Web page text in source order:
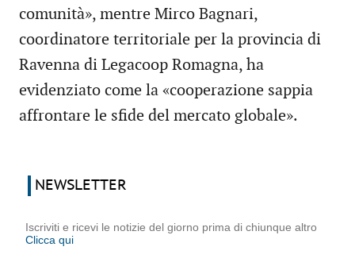
comunità», mentre Mirco Bagnari,
coordinatore territoriale per la provincia di
Ravenna di Legacoop Romagna, ha
evidenziato come la «cooperazione sappia
affrontare le sfide del mercato globale».
NEWSLETTER
Iscriviti e ricevi le notizie del giorno prima di chiunque altro
Clicca qui